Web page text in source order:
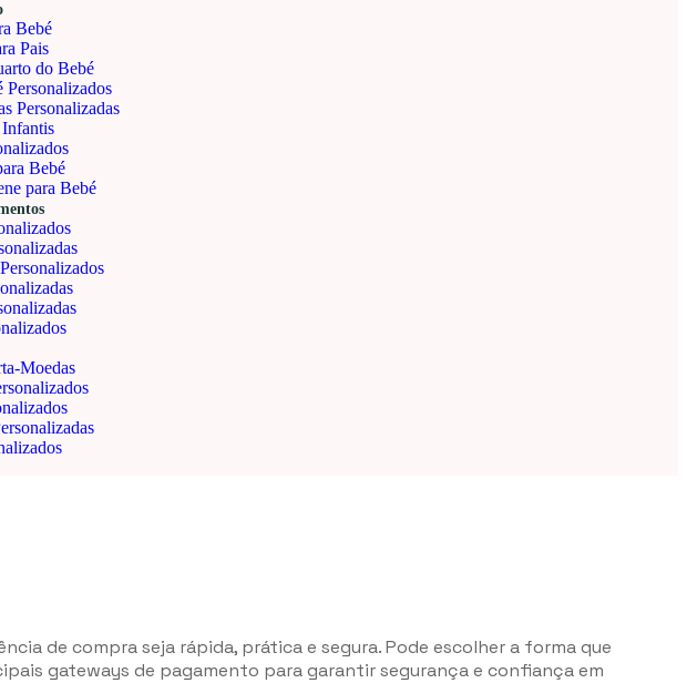
Bebé
Pais
do Bebé
Personalizados
Personalizadas
Bebé
para Bebé
Moedas
de compra seja rápida, prática e segura. Pode escolher a forma que
gateways de pagamento para garantir segurança e confiança em